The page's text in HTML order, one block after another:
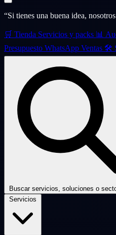
“Si tienes una buena idea,
🛒 Tienda Servicios y packs 📊
Presupuesto WhatsApp Ventas 🛠️
Buscar servicios, soluciones o
Servicios